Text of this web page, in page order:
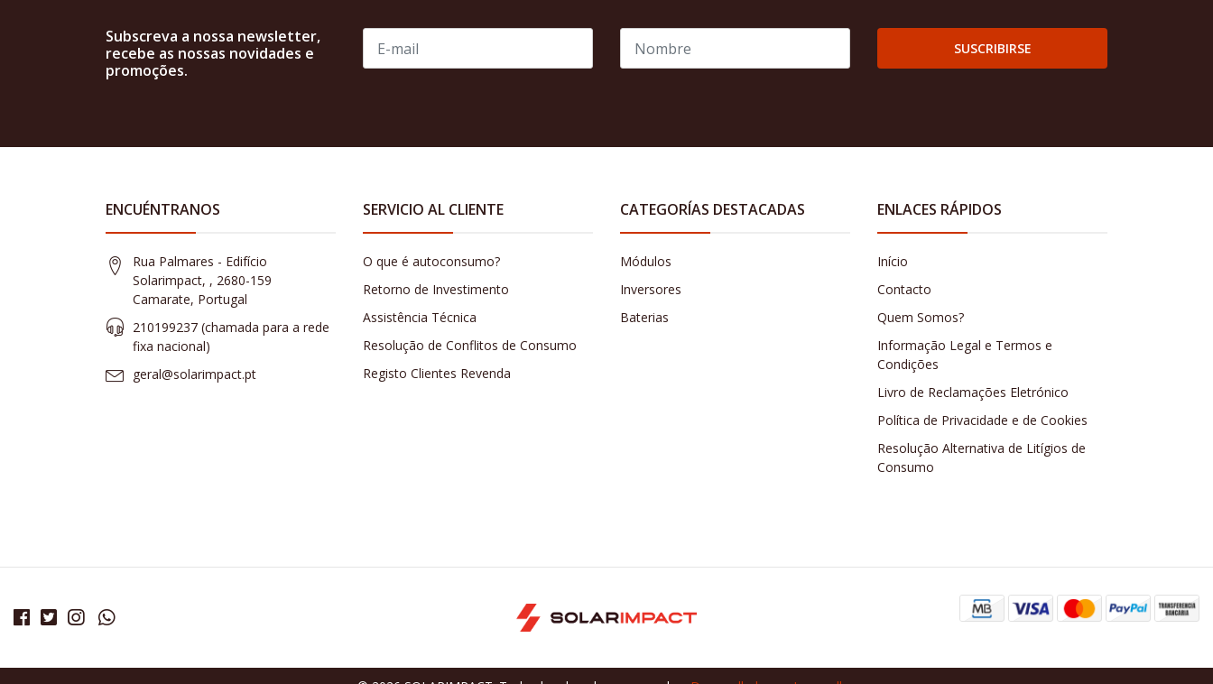
Subscreva a nossa newsletter,
recebe as nossas novidades e
promoções.
SUSCRIBIRSE
ENCUÉNTRANOS
Rua Palmares - Edifício
Solarimpact, , 2680-159
Camarate, Portugal
210199237 (​chamada para a rede
fixa nacional)
geral@solarimpact.pt
SERVICIO AL CLIENTE
O que é autoconsumo?
Retorno de Investimento
Assistência Técnica
Resolução de Conflitos de Consumo
Registo Clientes Revenda
CATEGORÍAS DESTACADAS
Módulos
Inversores
Baterias
ENLACES RÁPIDOS
Início
Contacto
Quem Somos?
Informação Legal e Termos e
Condições
Livro de Reclamações Eletrónico
Política de Privacidade e de Cookies
Resolução Alternativa de Litígios de
Consumo